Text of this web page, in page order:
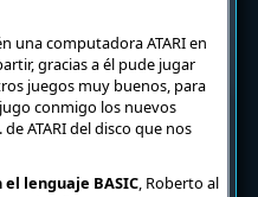
una computadora ATARI en
gracias a él pude jugar
juegos muy buenos, para
conmigo los nuevos
ATARI del disco que nos
lenguaje BASIC, Roberto al